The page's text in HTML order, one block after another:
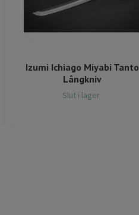
Izumi Ichiago Miyabi Tanto
Långkniv
Slut i lager